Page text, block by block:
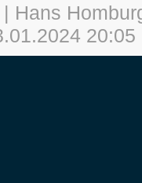
| Hans
20:05